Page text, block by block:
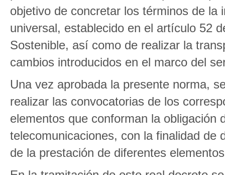
objetivo de concretar los términos de la
universal, establecido en el artículo 52
Sostenible, así como de realizar la
cambios introducidos en el marco del
Una vez aprobada la presente norma,
realizar las convocatorias de los
elementos que conforman la obligación
telecomunicaciones, con la finalidad de
de la prestación de diferentes